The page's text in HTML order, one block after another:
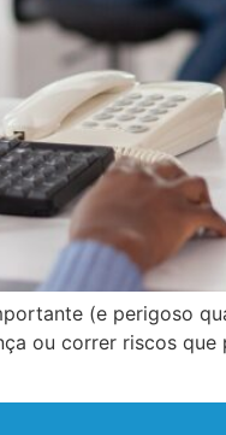
(e perigoso
ou correr riscos